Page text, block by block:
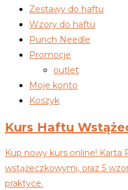
Zestawy do haftu
Wzory do haftu
Punch Needle
Promocje
outlet
Moje konto
Koszyk
Kurs Haftu
Kup nowy kurs online! Karta
wstążeczkowymi, oraz 5
praktyce.